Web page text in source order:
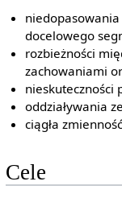
docelowego
rozbieżności
zachowaniami
nieskuteczności
oddziaływania
ciągła
Cele